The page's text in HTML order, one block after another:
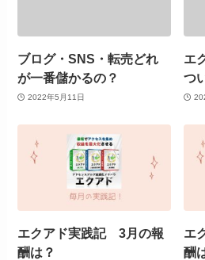
ブログ・SNS・転売どれ
が一番儲かるの？
2022年5月11日
エ
つ
エクアド実践記 3月の報
酬は？
エ
酬